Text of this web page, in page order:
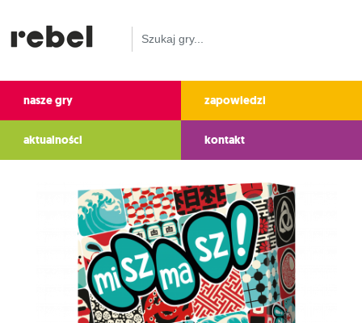
nasze gry zapowiedzi
aktualności kontakt